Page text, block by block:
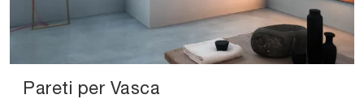
Pareti per Vasca